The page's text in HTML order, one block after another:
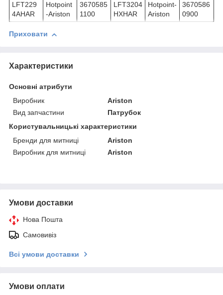
LFT229
4AHAR
Hotpoint
-Ariston
3670585
1100
LFT3204
HXHAR
Hotpoint-
Ariston
3670586
0900
Приховати
Характеристики
Основні атрибути
Виробник
Ariston
Вид запчастини
Патрубок
Користувальницькі характеристики
Бренди для митниці
Ariston
Виробник для митниці
Ariston
Умови доставки
Нова Пошта
Самовивіз
Всі умови доставки
Умови оплати